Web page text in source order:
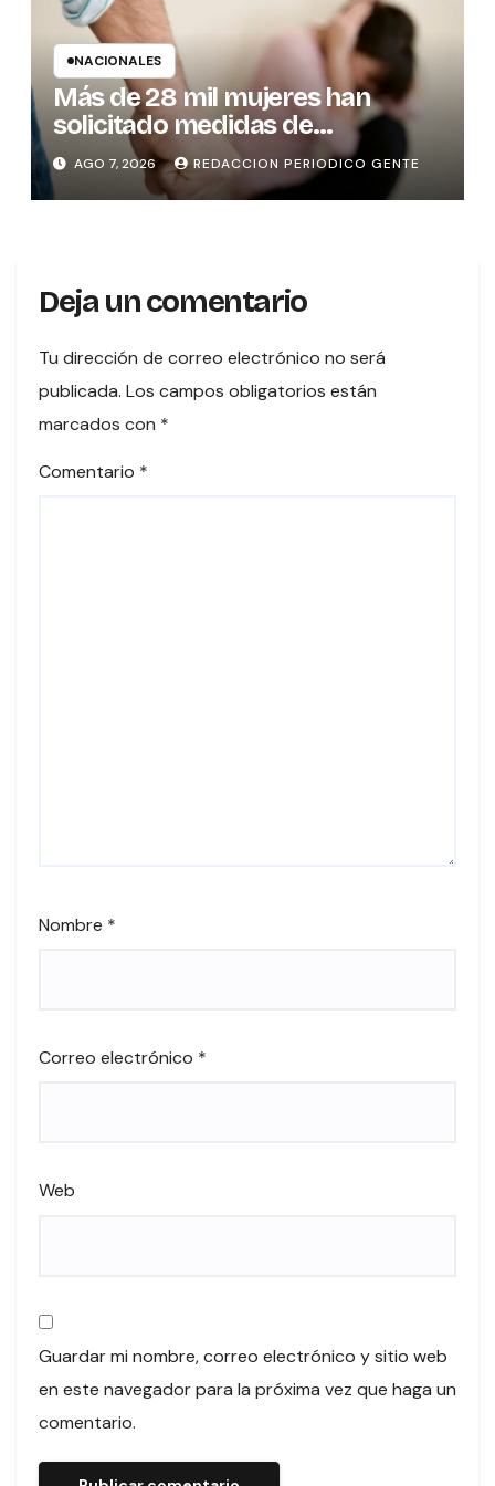
NACIONALES
Más de 28 mil mujeres han
solicitado medidas de
protección
AGO 7, 2026 REDACCION PERIODICO GENTE
Deja un comentario
Tu dirección de correo electrónico no será
publicada. Los campos obligatorios están
marcados con *
Comentario *
Nombre *
Correo electrónico *
Web
Guardar mi nombre, correo electrónico y sitio web
en este navegador para la próxima vez que haga un
comentario.